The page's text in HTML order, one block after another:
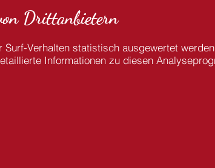
Dritt­anbietern
Verhalten statistisch ausgewertet
Informationen zu diesen